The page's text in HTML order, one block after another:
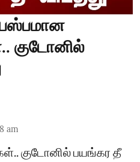
குடோனில்
am
குடோனில் பயங்கர தீ